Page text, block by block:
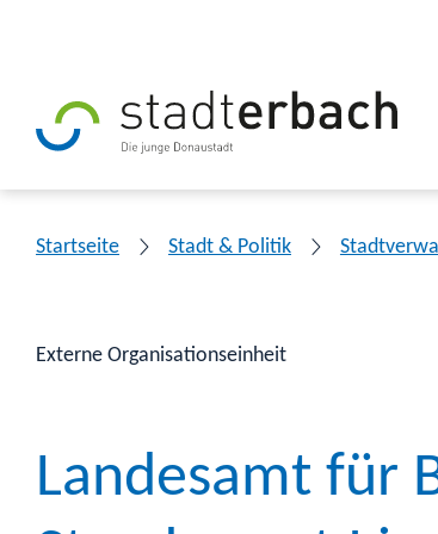
Startseite Stadt & Politik
Externe Organisationseinheit
Landesamt für